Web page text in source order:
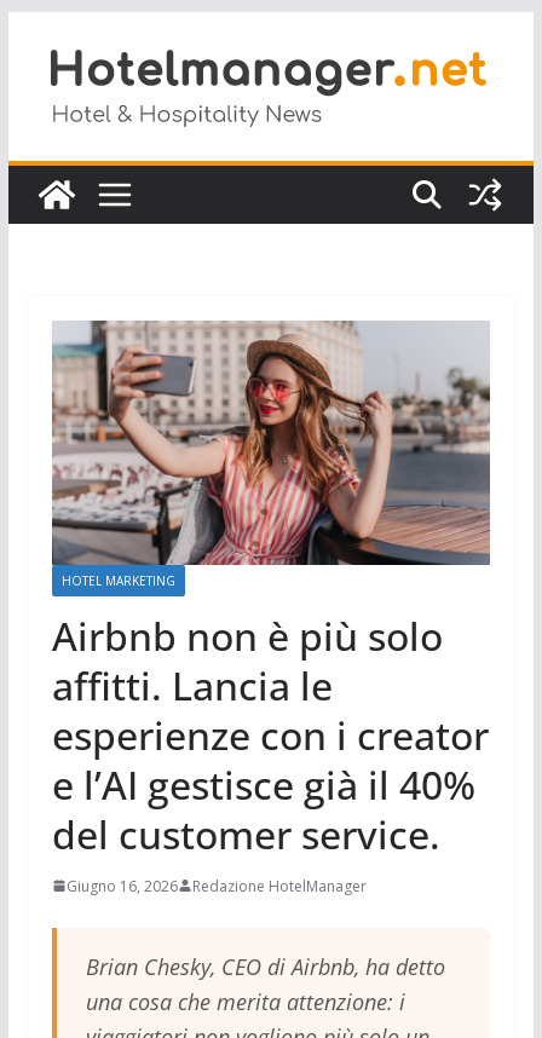
HOTEL MARKETING
Airbnb non è più solo
affitti. Lancia le
esperienze con i creator
e l’AI gestisce già il 40%
del customer service.
Giugno 16, 2026 Redazione HotelManager
Brian Chesky, CEO di Airbnb, ha detto
una cosa che merita attenzione: i